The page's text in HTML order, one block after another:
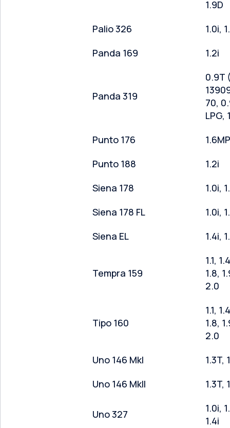
1.9D
Palio 326
1.0i,
Panda 169
1.2i
Panda 319
0.9T
70,
LPG,
Punto 176
Punto 188
1.2i
Siena 178
1.0i,
Siena 178 FL
1.0i,
Siena EL
1.4i,
Tempra 159
1.1,
1.8,
2.0
Tipo 160
1.1,
1.8,
2.0
Uno 146 MkI
1.3T,
Uno 146 MkII
1.3T,
Uno 327
1.0i,
1.4i